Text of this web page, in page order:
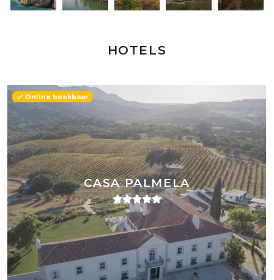
HOTELS
CASA PALMELA
Online boekbaar